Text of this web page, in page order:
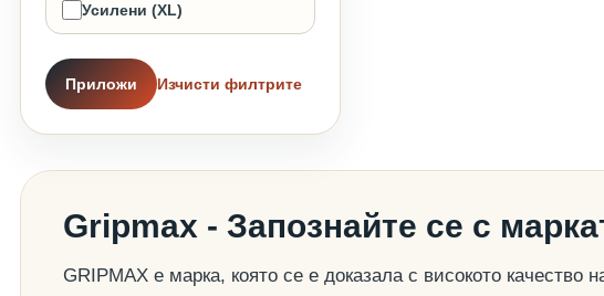
Усилени (XL)
Приложи Изчисти филтрите
Gripmax - Запознайте се с
GRIPMAX е марка, която се е доказала с високото